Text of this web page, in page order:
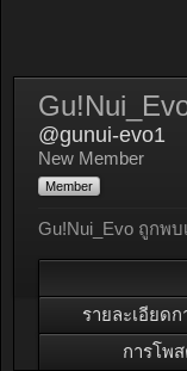
@gunui-evo1
New Member
Member
Gu!Nui_Evo ถูกพ
รายละเอียด
การโพ